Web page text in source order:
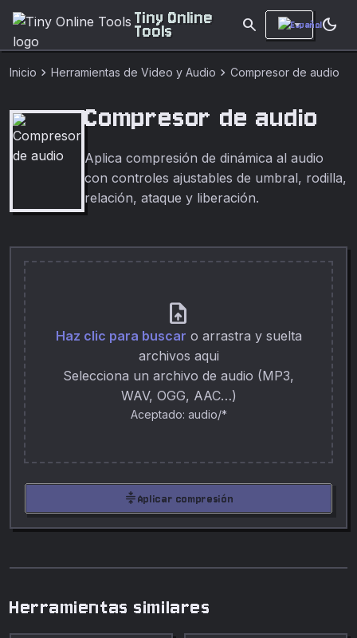
Tiny Online
Tools search dark_mode
Inicio chevron_right Herramientas de Video y Audio chevron_right Compresor de audio
Compresor de audio
Aplica compresión de dinámica al audio
con controles ajustables de umbral, rodilla,
relación, ataque y liberación.
upload_file
Haz clic para buscar o arrastra y suelta
archivos aqui
Selecciona un archivo de audio (MP3,
WAV, OGG, AAC…)
Aceptado: audio/*
compressAplicar compresión
Herramientas similares